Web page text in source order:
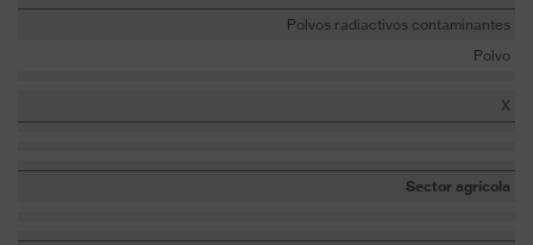
Polvos radiactivos contaminantes
Polvo
X
Sector agrícola